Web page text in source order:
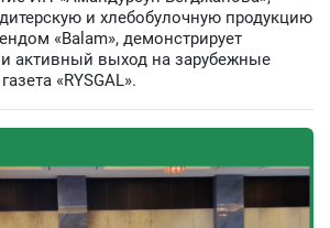
и хлебобулочную продукцию
«Balam», демонстрирует
активный выход на зарубежные
«RYSGAL».